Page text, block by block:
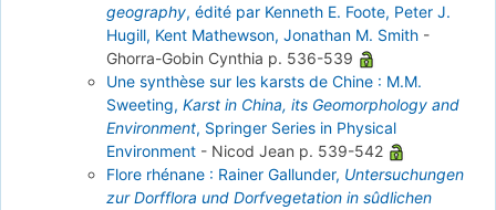
geography, édité par Kenneth E. Foote, Peter J.
Hugill, Kent Mathewson, Jonathan M. Smith -
Ghorra-Gobin Cynthia p. 536-539
Une synthèse sur les karsts de Chine : M.M.
Sweeting, Karst in China, its Geomorphology and
Environment, Springer Series in Physical
Environment - Nicod Jean p. 539-542
Flore rhénane : Rainer Gallunder, Untersuchungen
zur Dorfflora und Dorfvegetation in sûdlichen